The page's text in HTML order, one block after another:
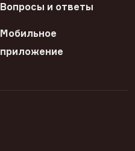
Вопросы и ответы
Мобильное
приложение